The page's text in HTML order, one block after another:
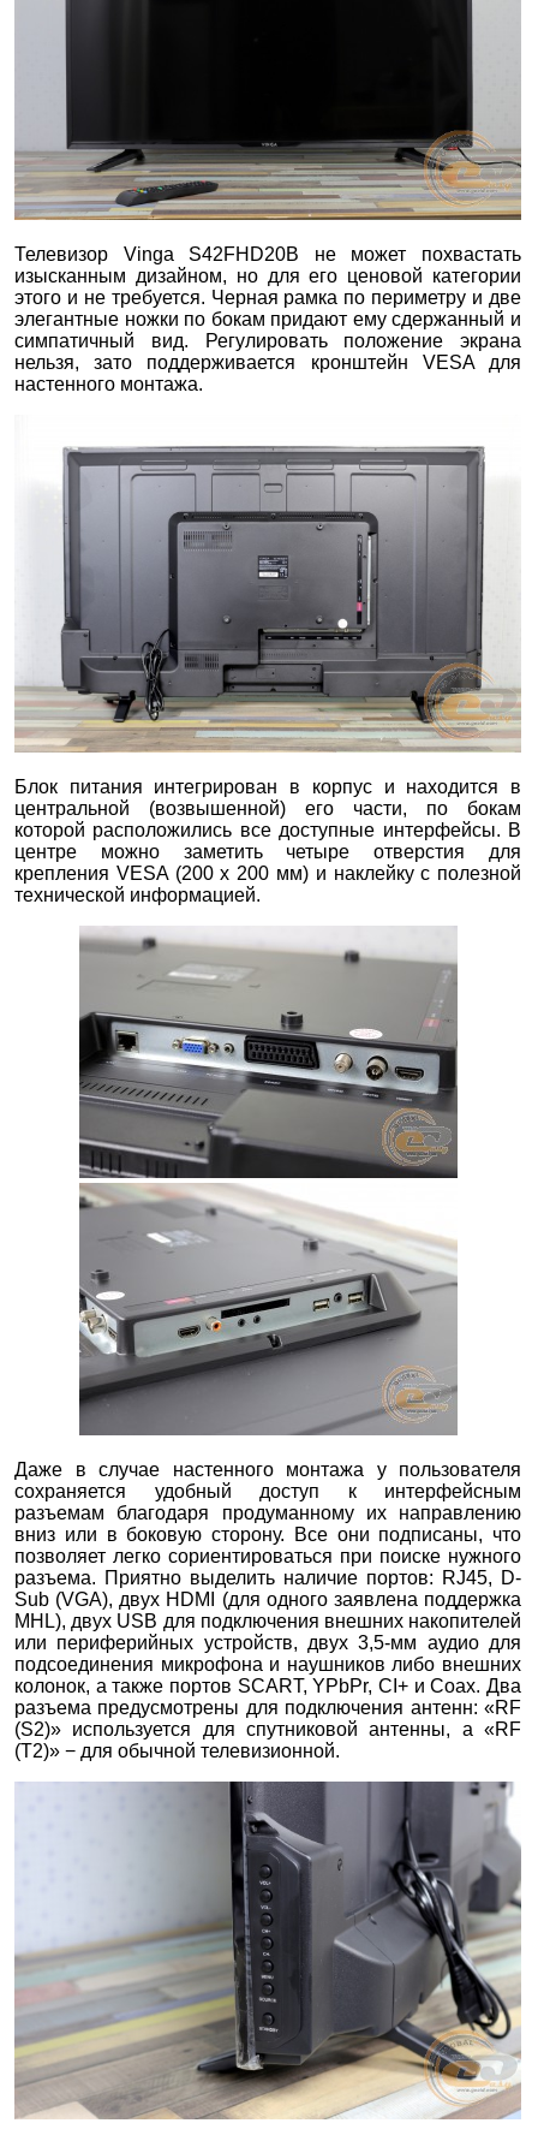
Телевизор Vinga S42FHD20B не может похвастать
изысканным дизайном, но для его ценовой категории
этого и не требуется. Черная рамка по периметру и две
элегантные ножки по бокам придают ему сдержанный и
симпатичный вид. Регулировать положение экрана
нельзя, зато поддерживается кронштейн VESA для
настенного монтажа.
Блок питания интегрирован в корпус и находится в
центральной (возвышенной) его части, по бокам
которой расположились все доступные интерфейсы. В
центре можно заметить четыре отверстия для
крепления VESA (200 x 200 мм) и наклейку с полезной
технической информацией.
Даже в случае настенного монтажа у пользователя
сохраняется удобный доступ к интерфейсным
разъемам благодаря продуманному их направлению
вниз или в боковую сторону. Все они подписаны, что
позволяет легко сориентироваться при поиске нужного
разъема. Приятно выделить наличие портов: RJ45, D-
Sub (VGA), двух HDMI (для одного заявлена поддержка
MHL), двух USB для подключения внешних накопителей
или периферийных устройств, двух 3,5-мм аудио для
подсоединения микрофона и наушников либо внешних
колонок, а также портов SCART, YPbPr, CI+ и Coax. Два
разъема предусмотрены для подключения антенн: «RF
(S2)» используется для спутниковой антенны, а «RF
(T2)» − для обычной телевизионной.